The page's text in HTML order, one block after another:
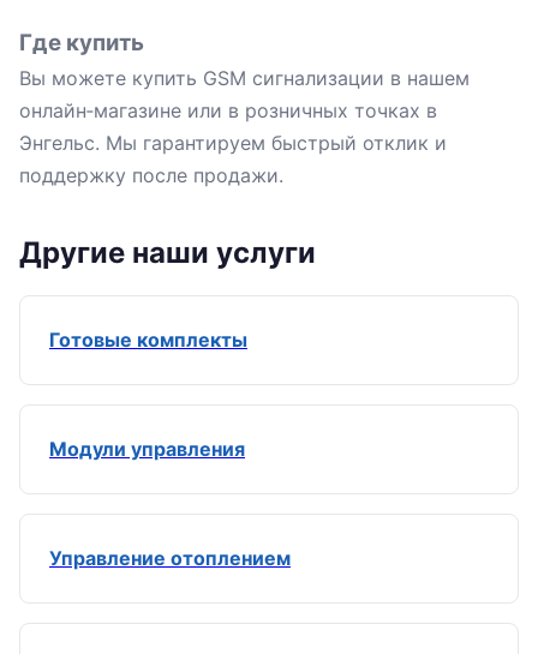
Где купить
Вы можете купить GSM сигнализации в нашем
онлайн‑магазине или в розничных точках в
Энгельс. Мы гарантируем быстрый отклик и
поддержку после продажи.
Другие наши услуги
Готовые комплекты
Модули управления
Управление отоплением